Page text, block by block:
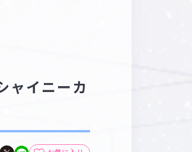
入履歴
ュール メモ
ャイニーカ